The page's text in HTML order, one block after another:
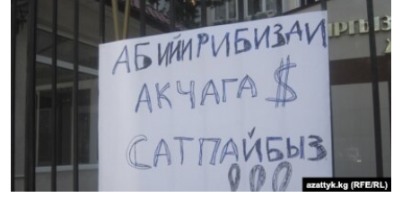
БИЗ ЖАНА ДҮЙНӨ
ДАНИСТЕ
ЭЖЕ-СИҢДИЛЕР
ЫҢГАЙСЫЗ СУРООЛОР
Русский
ОНЛАЙН ШЕРИНЕ